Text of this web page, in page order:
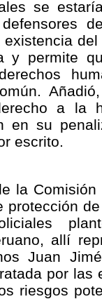
se
y permite
a la
en su
escrito.
la
protección
allí
Juan
por las
riesgos